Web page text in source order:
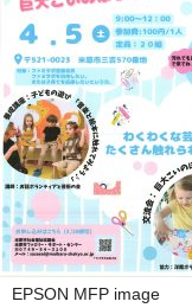
EPSON MFP image